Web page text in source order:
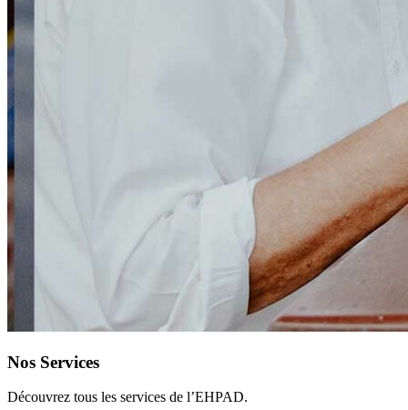
Nos Services
Découvrez tous les services de l’EHPAD.